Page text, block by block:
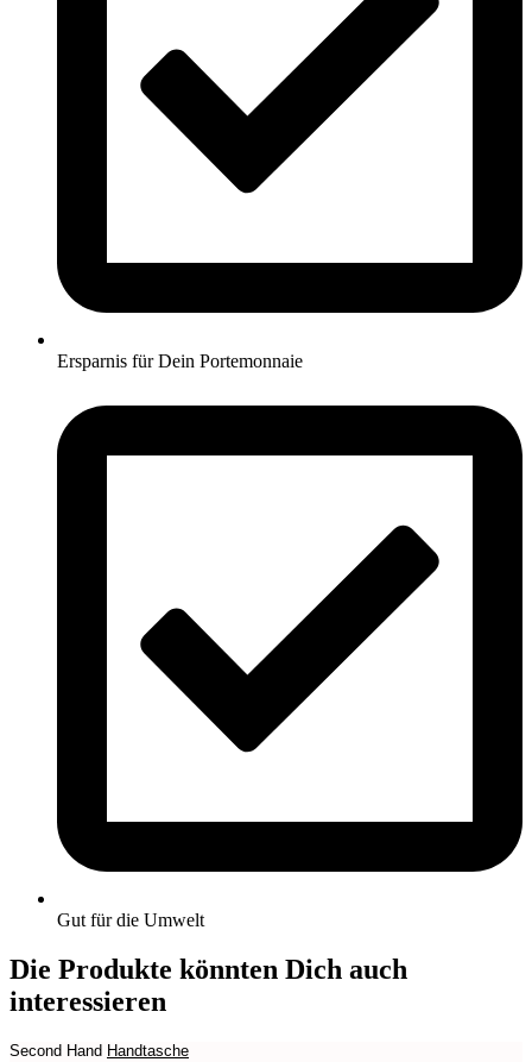
Ersparnis für Dein Portemonnaie
Gut für die Umwelt
Die Produkte könnten Dich auch
interessieren
Second Hand Handtasche